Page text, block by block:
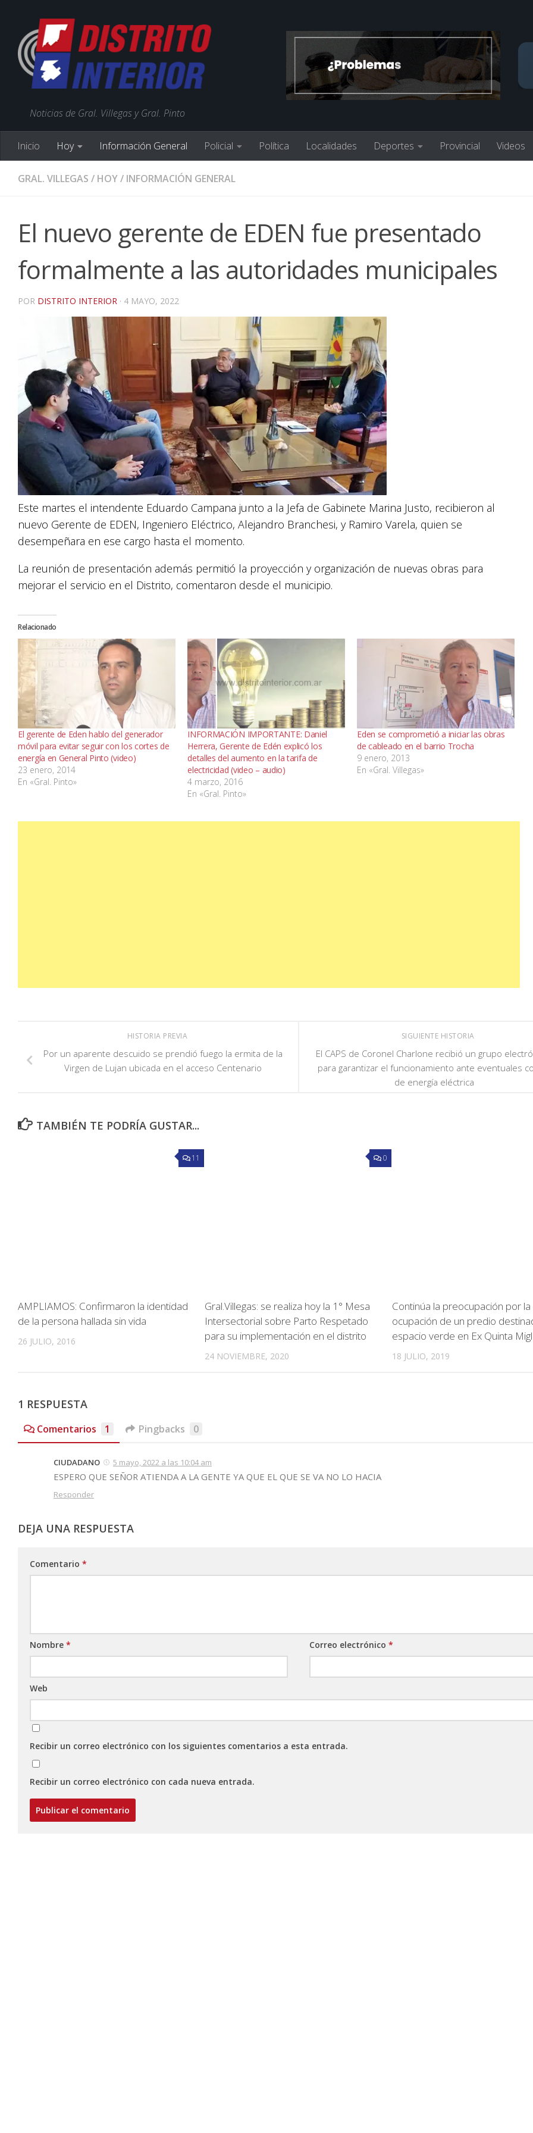
Noticias de Gral. Villegas y Gral. Pinto
Inicio Hoy Información General Policial Política Localidades Deportes Provincial Videos
GRAL. VILLEGAS / HOY/ INFORMACIÓN GENERAL
El nuevo gerente de EDEN fue presentado
formalmente a las autoridades municipales
POR DISTRITO INTERIOR · 4 MAYO, 2022
Este martes el intendente Eduardo Campana junto a la Jefa de Gabinete Marina Justo, recibieron al
nuevo Gerente de EDEN, Ingeniero Eléctrico, Alejandro Branchesi, y Ramiro Varela, quien se
desempeñara en ese cargo hasta el momento.
La reunión de presentación además permitió la proyección y organización de nuevas obras para
mejorar el servicio en el Distrito, comentaron desde el municipio.
Relacionado
El gerente de Eden hablo del generador
móvil para evitar seguir con los cortes de
energía en General Pinto (video)
23 enero, 2014
En «Gral. Pinto»
INFORMACIÓN IMPORTANTE: Daniel
Herrera, Gerente de Edén explicó los
detalles del aumento en la tarifa de
electricidad (video – audio)
4 marzo, 2016
En «Gral. Pinto»
Eden se comprometió a iniciar las obras
de cableado en el barrio Trocha
9 enero, 2013
En «Gral. Villegas»
SIGUIENTE HISTORIA
El CAPS de Coronel Charlone recibió un grupo
para garantizar el funcionamiento ante eventuales
de energía eléctrica
HISTORIA PREVIA
Por un aparente descuido se prendió fuego la ermita de la
Virgen de Lujan ubicada en el acceso Centenario
TAMBIÉN TE PODRÍA GUSTAR...
11
AMPLIAMOS: Confirmaron la identidad
de la persona hallada sin vida
26 JULIO, 2016
0
Gral.Villegas: se realiza hoy la 1° Mesa
Intersectorial sobre Parto Respetado
para su implementación en el distrito
24 NOVIEMBRE, 2020
Continúa la preocupación por la
ocupación de un predio
espacio verde en Ex Quinta
18 JULIO, 2019
1 RESPUESTA
Comentarios 1 Pingbacks 0
CIUDADANO 5 mayo, 2022 a las 10:04 am
ESPERO QUE SEÑOR ATIENDA A LA GENTE YA QUE EL QUE SE VA NO LO HACIA
Responder
DEJA UNA RESPUESTA
Comentario *
Nombre * Correo electrónico*
Web
Recibir un correo electrónico con los siguientes comentarios a esta entrada.
Recibir un correo electrónico con cada nueva entrada.